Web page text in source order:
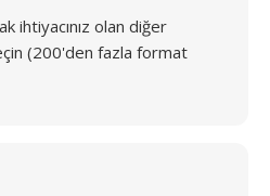
ihtiyacınız olan diğer
(200'den fazla format